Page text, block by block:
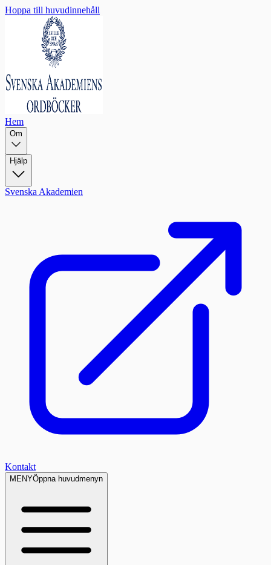
Hoppa till huvudinnehåll
Hem
Om
Hjälp
Svenska Akademien
Kontakt
MENYÖppna huvudmenyn